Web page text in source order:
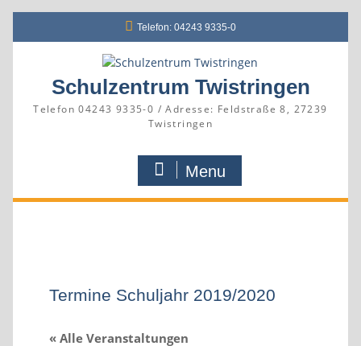
Telefon: 04243 9335-0
Schulzentrum Twistringen
Telefon 04243 9335-0 / Adresse: Feldstraße 8, 27239
Twistringen
Menu
Termine Schuljahr 2019/2020
« Alle Veranstaltungen